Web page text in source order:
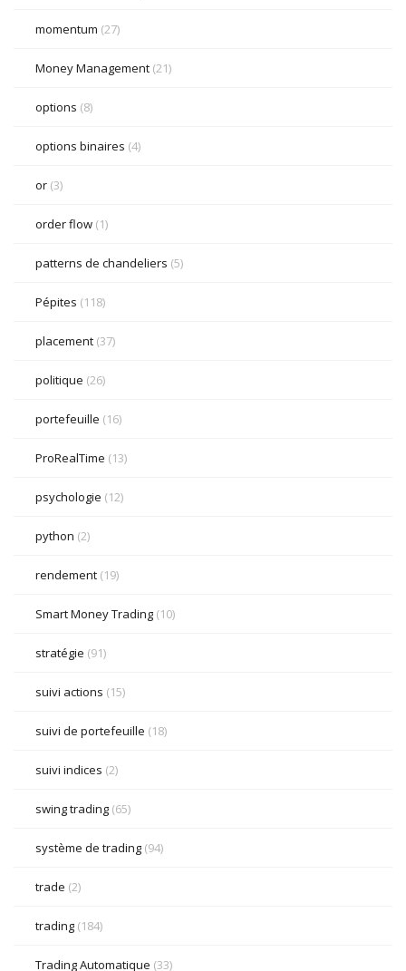
momentum (27)
Money Management (21)
options (8)
options binaires (4)
or (3)
order flow (1)
patterns de chandeliers (5)
Pépites (118)
placement (37)
politique (26)
portefeuille (16)
ProRealTime (13)
psychologie (12)
python (2)
rendement (19)
Smart Money Trading (10)
stratégie (91)
suivi actions (15)
suivi de portefeuille (18)
suivi indices (2)
swing trading (65)
système de trading (94)
trade (2)
trading (184)
Trading Automatique (33)